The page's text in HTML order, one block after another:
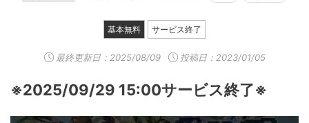
基本無料 サービス終了
最終更新日： 2025/08/09 投稿日：2023/01/05
※2025/09/29 15:00サービス終了※